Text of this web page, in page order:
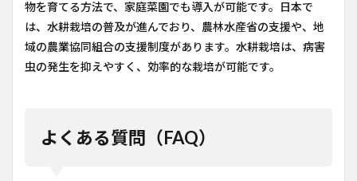
物を育てる方法で、家庭菜園でも導入が可能です。日本で
は、水耕栽培の普及が進んでおり、農林水産省の支援や、地
域の農業協同組合の支援制度があります。水耕栽培は、病害
虫の発生を抑えやすく、効率的な栽培が可能です。
よくある質問（FAQ）